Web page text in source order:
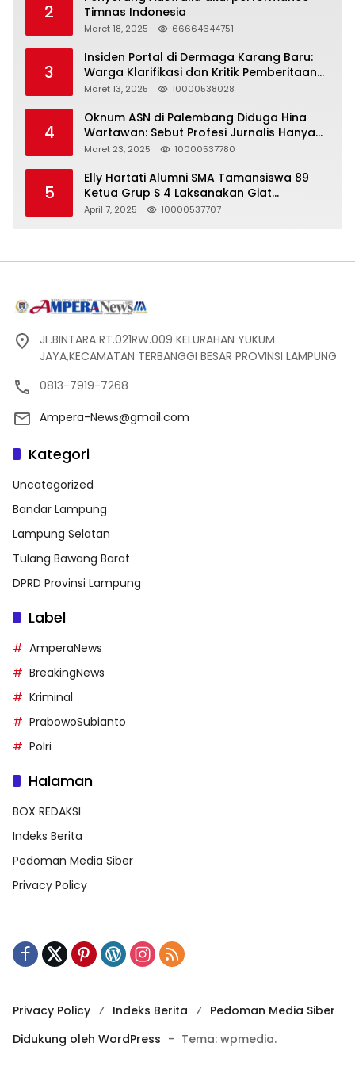
2
Timnas Indonesia
Maret 18, 2025 66664644751
3
Insiden Portal di Dermaga Karang Baru:
Warga Klarifikasi dan Kritik Pemberitaan
yang Tidak Akurat
Maret 13, 2025 10000538028
4
Oknum ASN di Palembang Diduga Hina
Wartawan: Sebut Profesi Jurnalis Hanya
Seharga 2 Liter Bensin, Berujung Dugaan
Maret 23, 2025 10000537780
5
Elly Hartati Alumni SMA Tamansiswa 89
Ketua Grup S 4 Laksanakan Giat
Silaturahmi
April 7, 2025 10000537707
JL.BINTARA RT.021RW.009 KELURAHAN YUKUM
JAYA,KECAMATAN TERBANGGI BESAR PROVINSI LAMPUNG
0813-7919-7268
Ampera-News@gmail.com
Kategori
Uncategorized
Bandar Lampung
Lampung Selatan
Tulang Bawang Barat
DPRD Provinsi Lampung
Label
AmperaNews
BreakingNews
Kriminal
PrabowoSubianto
Polri
Halaman
BOX REDAKSI
Indeks Berita
Pedoman Media Siber
Privacy Policy
Privacy Policy Indeks Berita
Pedoman Media Siber
Didukung oleh WordPress - Tema: wpmedia.